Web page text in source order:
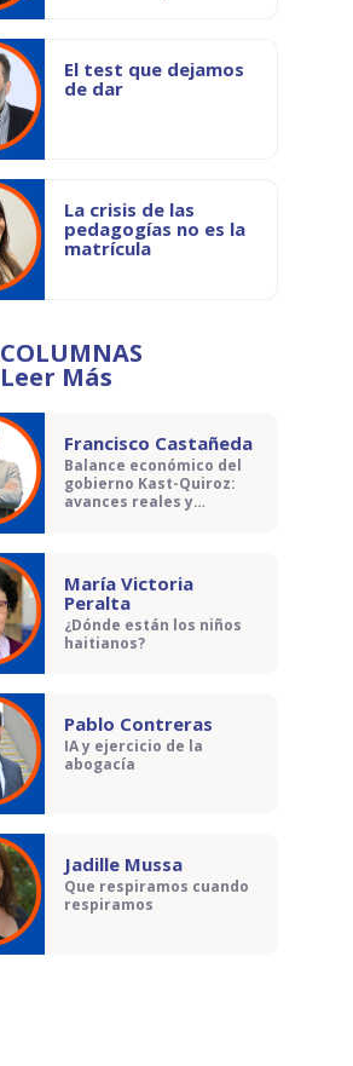
El test que dejamos
de dar
La crisis de las
pedagogías no es la
matrícula
COLUMNAS
Leer Más
Francisco Castañeda
Balance económico del
gobierno Kast-Quiroz:
avances reales y
María Victoria
Peralta
¿Dónde están los niños
haitianos?
Pablo Contreras
IA y ejercicio de la
abogacía
Jadille Mussa
Que respiramos cuando
respiramos